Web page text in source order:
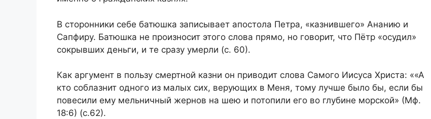
В сторонники себе батюшка записывает апостола Петра, «казнившего» Ананию и
Сапфиру. Батюшка не произносит этого слова прямо, но говорит, что Пётр «осудил»
сокрывших деньги, и те сразу умерли (с. 60).
Как аргумент в пользу смертной казни он приводит слова Самого Иисуса Христа: ««А
кто соблазнит одного из малых сих, верующих в Меня, тому лучше было бы, если бы
повесили ему мельничный жернов на шею и потопили его во глубине морской» (Мф.
18:6) (с.62).